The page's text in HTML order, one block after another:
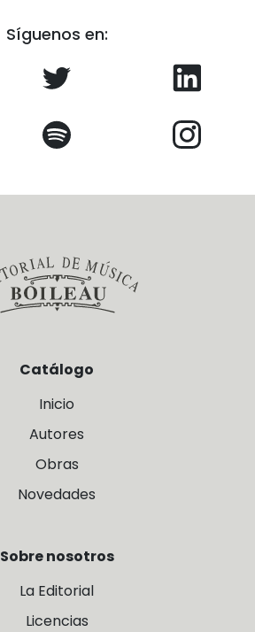
Síguenos en:
Catálogo
Inicio
Autores
Obras
Novedades
Sobre nosotros
La Editorial
Licencias